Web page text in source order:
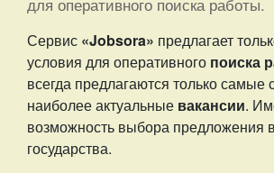
для оперативного поиска работы.
Сервис «Jobsora» предлагает
условия для оперативного поиска
всегда предлагаются только самые
наиболее актуальные вакансии.
возможность выбора предложения
государства.